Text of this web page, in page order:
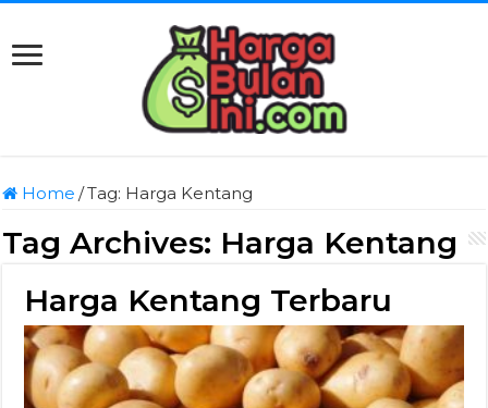
Home /Tag: Harga Kentang
Tag Archives: Harga Kentang
Harga Kentang Terbaru